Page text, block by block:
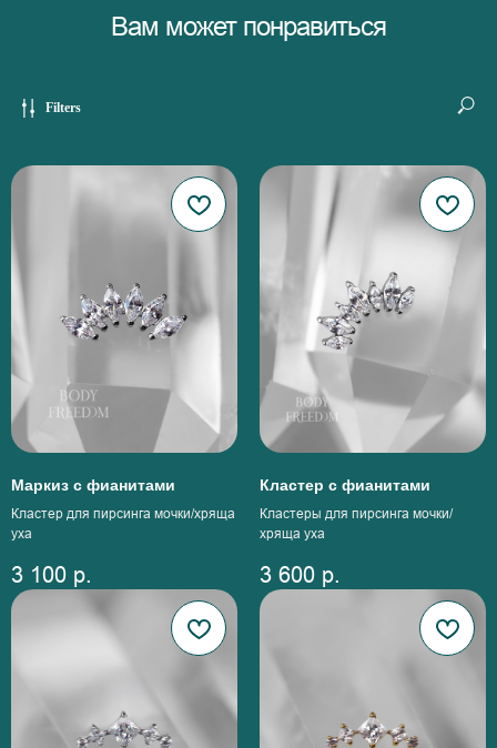
Вам может понравиться
Filters
Маркиз с фианитами
Кластер для пирсинга мочки/хряща
уха
3 100 р.
Кластер с фианитами
Кластеры для пирсинга мочки/
хряща уха
3 600 р.